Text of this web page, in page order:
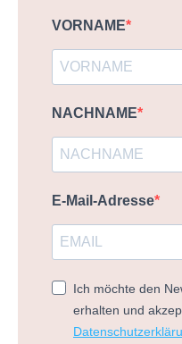
VORNAME
NACHNAME
E-Mail-Adresse
Ich möchte den
erhalten und